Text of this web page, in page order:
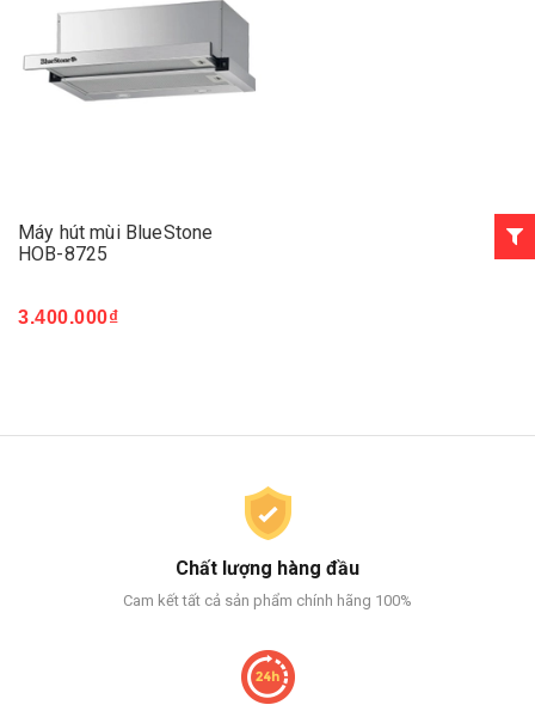
Máy hút mùi BlueStone
HOB-8725
3.400.000₫
Chất lượng hàng đầu
Cam kết tất cả sản phẩm chính hãng 100%